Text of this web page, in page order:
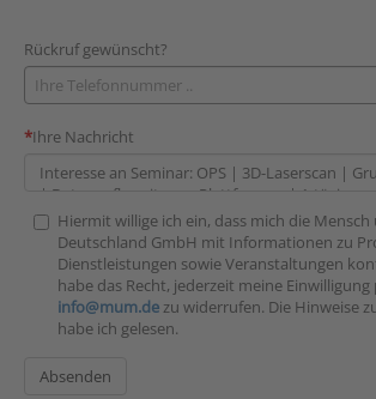
Rückruf gewünscht?
Ihre Nachricht
Hiermit willige ich ein, dass mich die
Deutschland GmbH mit Informationen zu
Dienstleistungen sowie Veranstaltungen
habe das Recht, jederzeit meine Einwilligung
info@mum.dezu widerrufen. Die Hinweise
habe ich gelesen.